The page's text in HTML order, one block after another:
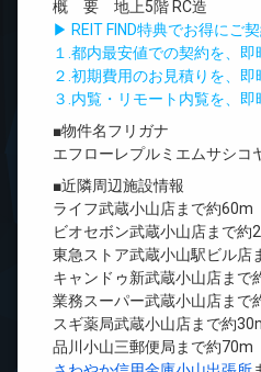
概 要 地上5階 RC造
▶ REIT FIND特典でお得にご
１.都内最安値での契約を、即
２.初期費用のお見積りを、即
３.内覧・リモート内覧を、即
■物件名フリガナ
エフローレプルミエムサシコ
■近隣周辺施設情報
ライフ武蔵小山店まで約60m
ビオセボン武蔵小山店まで約
東急ストア武蔵小山駅ビル店
キャンドゥ新武蔵小山店まで
業務スーパー武蔵小山店まで
スギ薬局武蔵小山店まで約
品川小山三郵便局まで約70m